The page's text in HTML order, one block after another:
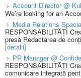
Account Director @
We’re looking for an
Media Relations
RESPONSABILITĂȚI
presă Redactarea de
[detalii]
PR Manager @
RESPONSABILITĂȚI
comunicare integrată